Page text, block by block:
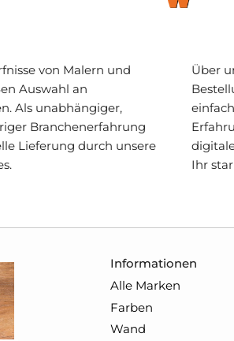
von Malern und
Auswahl an
Als unabhängiger,
Branchenerfahrung
Lieferung durch unsere
Über
Ihr
Informationen
Alle Marken
Farben
Wand